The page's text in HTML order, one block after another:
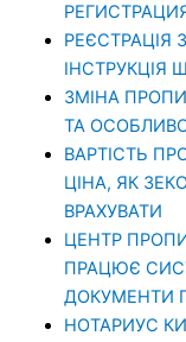
РЕЄСТРАЦІЯ
ЗМІНА
ТА
ВАРТІСТЬ
ЦІНА, ЯК
ВРАХУВАТИ
ЦЕНТР
ПРАЦЮЄ
ДОКУМЕНТИ
НОТАРИУС